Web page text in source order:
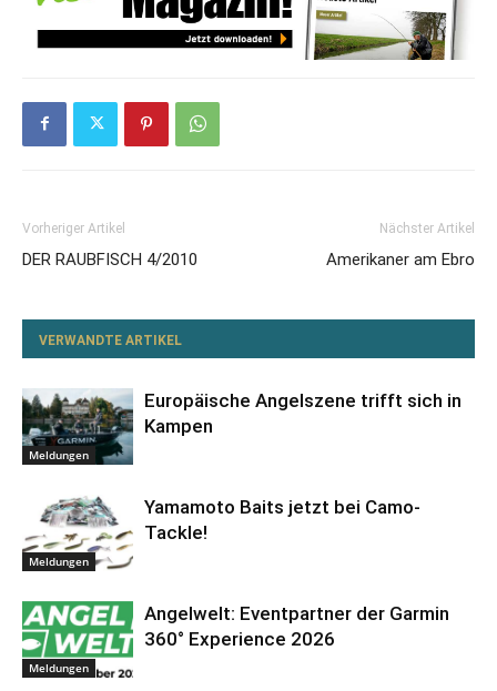
Vorheriger Artikel
DER RAUBFISCH 4/2010
Nächster Artikel
Amerikaner am Ebro
VERWANDTE ARTIKEL
Meldungen
Europäische Angelszene trifft sich in
Kampen
Meldungen
Yamamoto Baits jetzt bei Camo-
Tackle!
Meldungen
Angelwelt: Eventpartner der Garmin
360° Experience 2026